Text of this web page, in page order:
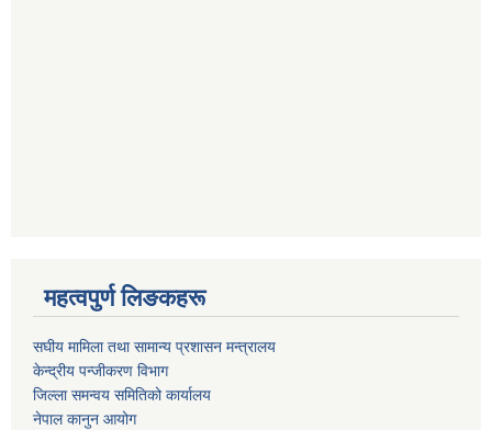
महत्वपुर्ण लिङकहरू
स‌घीय मामिला तथा सामान्य प्रशासन मन्त्रालय
केन्द्रीय पन्जीकरण विभाग
जिल्ला समन्वय समितिको कार्यालय
नेपाल कानुन आयोग